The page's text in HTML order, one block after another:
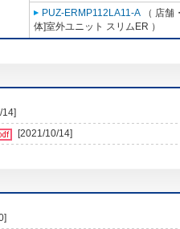
PUZ-ERMP112LA11-A （ 店舗
体]室外ユニット スリムER ）
14]
[2021/10/14]